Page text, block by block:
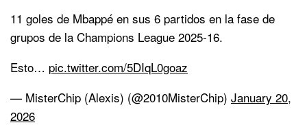
11 goles de Mbappé en sus 6 partidos en la fase de
grupos de la Champions League 2025-16.
Esto… pic.twitter.com/5DIqL0goaz
— MisterChip (Alexis) (@2010MisterChip) January 20,
2026